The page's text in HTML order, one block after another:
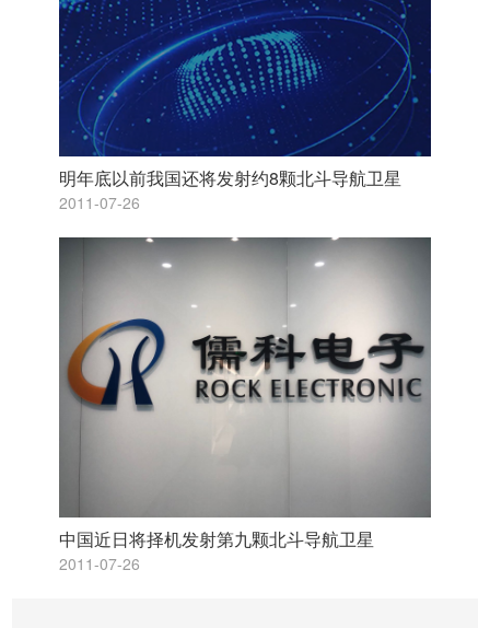
明年底以前我国还将发射约8颗北斗导航卫星
2011-07-26
中国近日将择机发射第九颗北斗导航卫星
2011-07-26